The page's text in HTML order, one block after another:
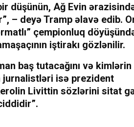
düşünün, Ağ Evin
– deyə Tramp əlavə edib.
çempionluq
iştirakı gözlənilir.
baş tutacağını və
jurnalistləri isə prezident
Livittin sözlərini sitat